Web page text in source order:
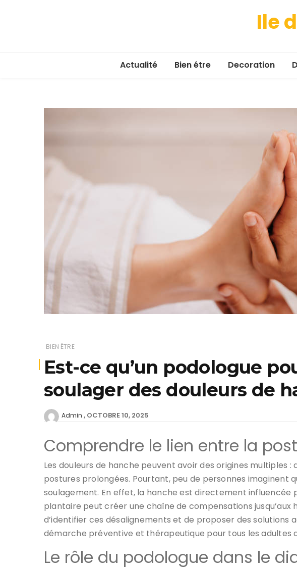
Ile
Actualité Bien étre Decoration
BIEN ÉTRE
Est-ce qu’un podologue
soulager des douleurs de
Admin OCTOBRE 10, 2025
Comprendre le lien entre la
Les douleurs de hanche peuvent avoir des origines multiples
postures prolongées. Pourtant, peu de personnes imaginent
soulagement. En effet, la hanche est directement influencée
plantaire peut créer une chaîne de compensations
d’identifier ces désalignements et de proposer des solutions
démarche préventive et thérapeutique pour tous les adultes
Le rôle du podologue dans le